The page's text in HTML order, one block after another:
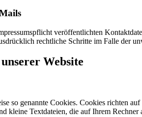
veröffentlichten
rechtliche Schritte im Falle der
Website
so genannte Cookies. Cookies richten
kleine Textdateien, die auf Ihrem